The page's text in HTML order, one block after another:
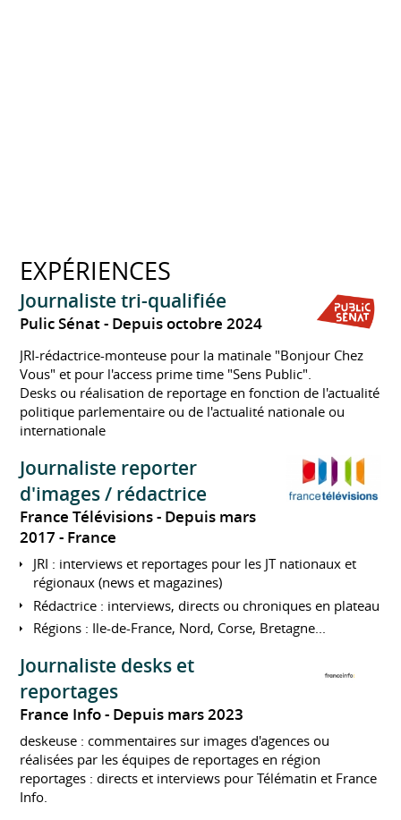
EXPÉRIENCES
Journaliste tri-qualifiée
Pulic Sénat Depuis octobre 2024
JRI-rédactrice-monteuse pour la matinale "Bonjour Chez
Vous" et pour l'access prime time "Sens Public".
Desks ou réalisation de reportage en fonction de l'actualité
politique parlementaire ou de l'actualité nationale ou
internationale
Journaliste reporter
d'images / rédactrice
France Télévisions
Depuis mars
2017 France
JRI : interviews et reportages pour les JT nationaux et
régionaux (news et magazines)
Rédactrice : interviews, directs ou chroniques en plateau
Régions : Ile-de-France, Nord, Corse, Bretagne...
Journaliste desks et
reportages
France Info Depuis mars 2023
deskeuse : commentaires sur images d'agences ou
réalisées par les équipes de reportages en région
reportages : directs et interviews pour Télématin et France
Info.